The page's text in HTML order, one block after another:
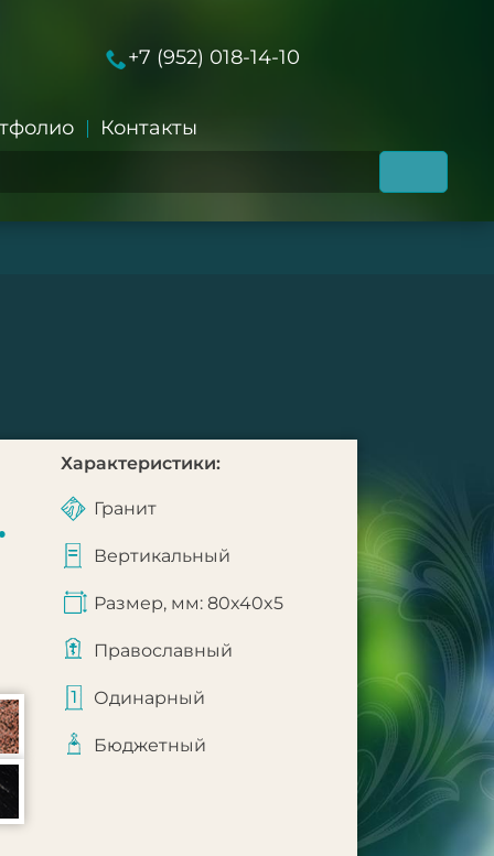
+7 (952) 018-14-10
Контакты
Характеристики:
Гранит
Вертикальный
Размер, мм: 80x40x5
Православный
Одинарный
Бюджетный